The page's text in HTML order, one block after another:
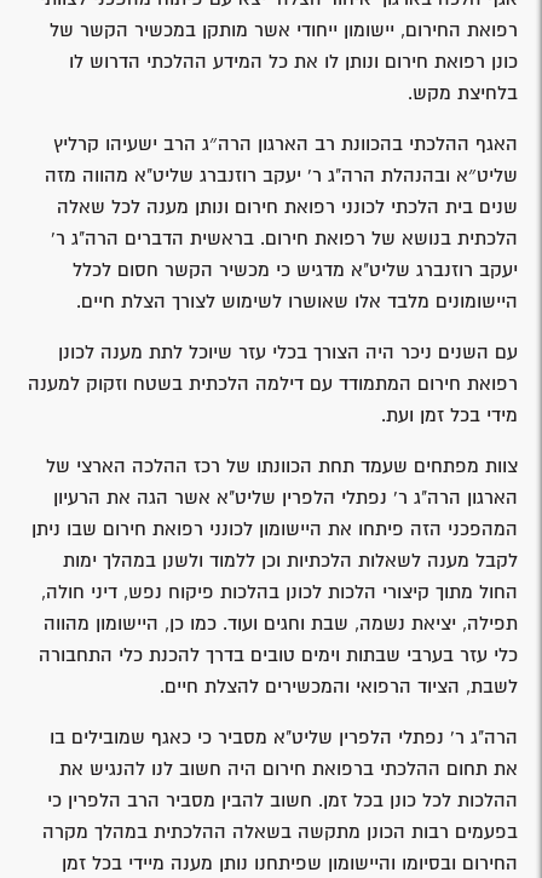
רפואת החירום, יישומון ייחודי אשר מותקן במכשיר הקשר של
כונן רפואת חירום ונותן לו את כל המידע ההלכתי הדרוש לו
בלחיצת מקש.
האגף ההלכתי בהכוונת רב הארגון הרה״ג הרב ישעיהו קרליץ
שליט״א ובהנהלת הרה"ג ר' יעקב רוזנברג שליט"א מהווה מזה
שנים בית הלכתי לכונני רפואת חירום ונותן מענה לכל שאלה
הלכתית בנושא של רפואת חירום. בראשית הדברים הרה"ג ר'
יעקב רוזנברג שליט"א מדגיש כי מכשיר הקשר חסום לכלל
היישומונים מלבד אלו שאושרו לשימוש לצורך הצלת חיים.
עם השנים ניכר היה הצורך בכלי עזר שיוכל לתת מענה לכונן
רפואת חירום המתמודד עם דילמה הלכתית בשטח וזקוק למענה
מידי בכל זמן ועת.
צוות מפתחים שעמד תחת הכוונתו של רכז ההלכה הארצי של
הארגון הרה"ג ר' נפתלי הלפרין שליט"א אשר הגה את הרעיון
המהפכני הזה פיתחו את היישומון לכונני רפואת חירום שבו ניתן
לקבל מענה לשאלות הלכתיות וכן ללמוד ולשנן במהלך ימות
החול מתוך קיצורי הלכות לכונן בהלכות פיקוח נפש, דיני חולה,
תפילה, יציאת נשמה, שבת וחגים ועוד. כמו כן, היישומון מהווה
כלי עזר בערבי שבתות וימים טובים בדרך להכנת כלי התחבורה
לשבת, הציוד הרפואי והמכשירים להצלת חיים.
הרה"ג ר' נפתלי הלפרין שליט"א מסביר כי כאגף שמובילים בו
את תחום ההלכתי ברפואת חירום היה חשוב לנו להנגיש את
ההלכות לכל כונן בכל זמן. חשוב להבין מסביר הרב הלפרין כי
בפעמים רבות הכונן מתקשה בשאלה ההלכתית במהלך מקרה
החירום ובסיומו והיישומון שפיתחנו נותן מענה מיידי בכל זמן